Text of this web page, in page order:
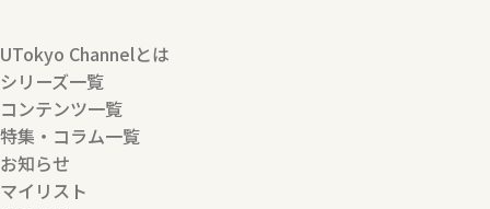
UTokyo Channelとは
シリーズ一覧
コンテンツ一覧
特集・コラム一覧
お知らせ
マイリスト